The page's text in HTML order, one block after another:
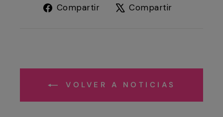
Compartir
Compartir
Compartir
VOLVER A NOTICIAS